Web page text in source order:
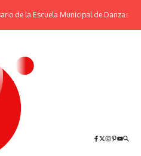
de la Escuela Municipal de Danzas “El